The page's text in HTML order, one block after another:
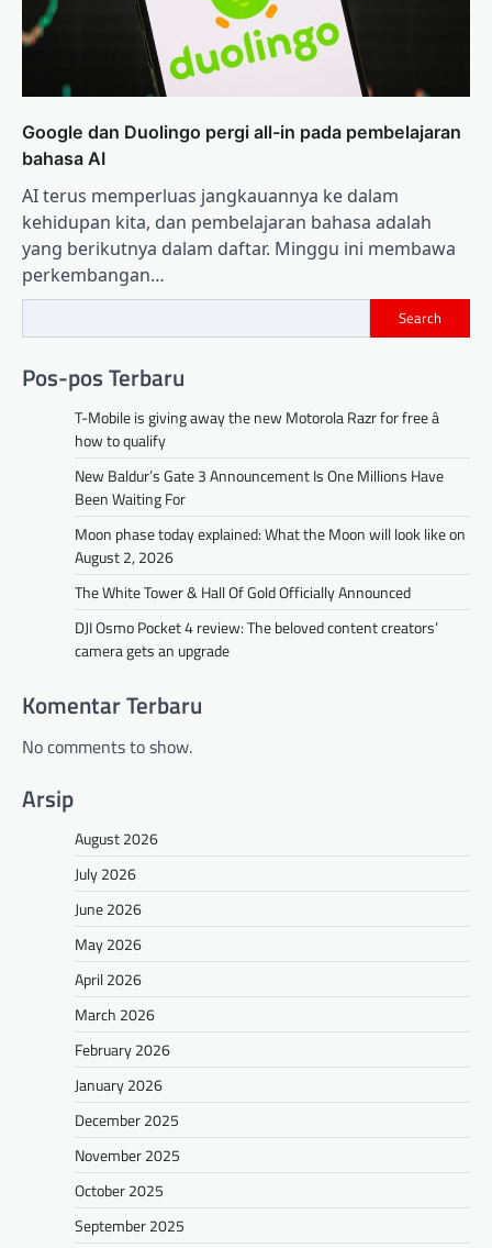
Google dan Duolingo pergi all-in pada pembelajaran
bahasa AI
AI terus memperluas jangkauannya ke dalam
kehidupan kita, dan pembelajaran bahasa adalah
yang berikutnya dalam daftar. Minggu ini membawa
perkembangan…
Search
Pos-pos Terbaru
T-Mobile is giving away the new Motorola Razr for free â
how to qualify
New Baldur’s Gate 3 Announcement Is One Millions Have
Been Waiting For
Moon phase today explained: What the Moon will look like on
August 2, 2026
The White Tower & Hall Of Gold Officially Announced
DJI Osmo Pocket 4 review: The beloved content creators’
camera gets an upgrade
Komentar Terbaru
No comments to show.
Arsip
August 2026
July 2026
June 2026
May 2026
April 2026
March 2026
February 2026
January 2026
December 2025
November 2025
October 2025
September 2025